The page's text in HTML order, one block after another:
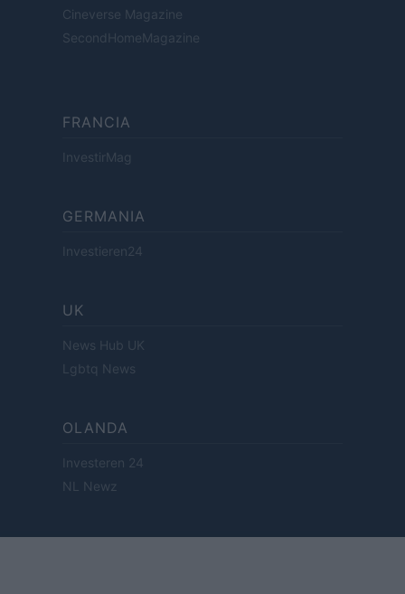
Cineverse Magazine
SecondHomeMagazine
FRANCIA
InvestirMag
GERMANIA
Investieren24
UK
News Hub UK
Lgbtq News
OLANDA
Investeren 24
NL Newz